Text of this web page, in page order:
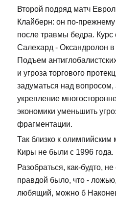
Второй подряд матч
Клайберн: он по-прежнему
после травмы бедра. Курс
Салехард - Оксандролон в
Подъем
и угроза торгового
задуматься над вопросом,
укрепление
экономики уменьшить
фрагментации.
Так близко к
Киры не были с 1996 года.
Разобраться, как-будто,
правдой было, что -
любящий, можно б